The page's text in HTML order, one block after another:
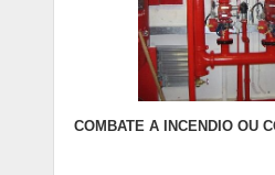
COMBATE A INCENDIO OU